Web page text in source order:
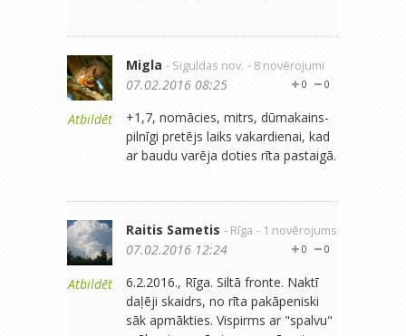
Atbildēt
Migla - Siguldas nov. - 8 novērojumi
0
0
07.02.2016 08:25
+1,7, nomācies, mitrs, dūmakains-
pilnīgi pretējs laiks vakardienai, kad
ar baudu varēja doties rīta pastaigā.
Atbildēt
Raitis Sametis - Rīga - 1 novērojums
0
0
07.02.2016 12:24
6.2.2016., Rīga. Siltā fronte. Naktī
daļēji skaidrs, no rīta pakāpeniski
sāk apmākties. Vispirms ar "spalvu"